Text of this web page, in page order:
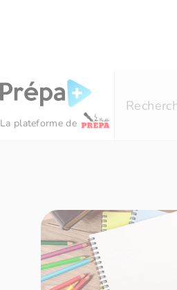
La plateforme de
Résultats de